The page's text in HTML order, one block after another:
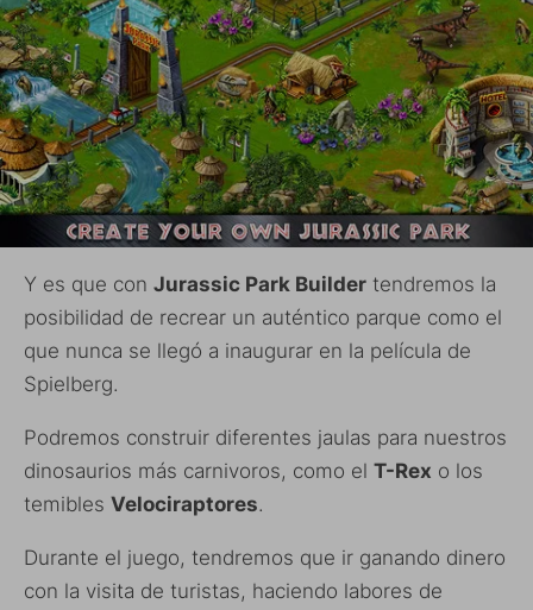
Y es que con Jurassic Park Builder tendremos la
posibilidad de recrear un auténtico parque como el
que nunca se llegó a inaugurar en la película de
Spielberg.
Podremos construir diferentes jaulas para nuestros
dinosaurios más carnivoros, como el T-Rex o los
temibles Velociraptores.
Durante el juego, tendremos que ir ganando dinero
con la visita de turistas, haciendo labores de